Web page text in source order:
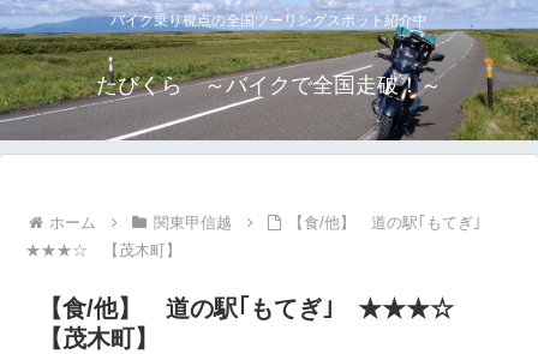
バイク乗り視点の全国ツーリングスポット紹介中
たびくら ～バイクで全国走破！～
ホーム 関東甲信越
【食/他】 道の駅｢もてぎ｣
★★★☆ 【茂木町】
【食/他】 道の駅｢もてぎ｣ ★★★☆
【茂木町】